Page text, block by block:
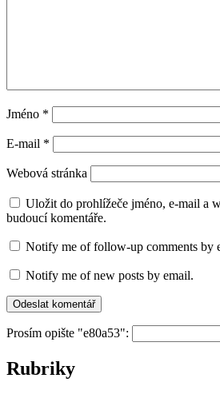
Jméno *
E-mail *
Webová stránka
Uložit do prohlížeče jméno, e-mail a
budoucí komentáře.
Notify me of follow-up comments by
Notify me of new posts by email.
Prosím opište "e80a53":
Rubriky